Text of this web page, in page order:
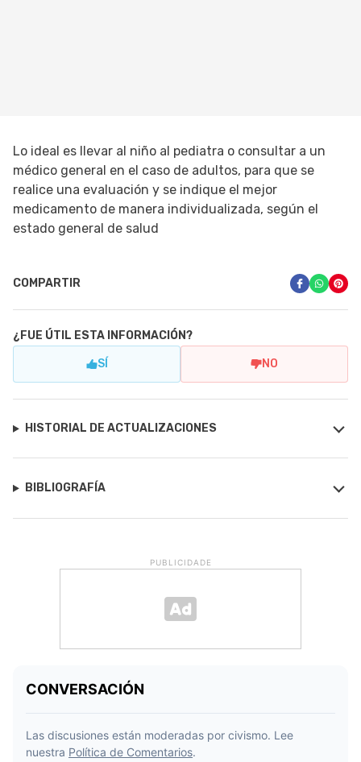
Lo ideal es llevar al niño al pediatra o consultar a un
médico general en el caso de adultos, para que se
realice una evaluación y se indique el mejor
medicamento de manera individualizada, según el
estado general de salud
COMPARTIR
¿FUE ÚTIL ESTA INFORMACIÓN?
SÍ NO
HISTORIAL DE ACTUALIZACIONES
BIBLIOGRAFÍA
PUBLICIDADE